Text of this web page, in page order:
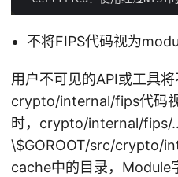
不将FIPS代码视为
用户不可见的API或工具
crypto/internal/fips代码
时，crypto/internal/fips/
\$GOROOT/src/crypto/
cache中的目录，Module